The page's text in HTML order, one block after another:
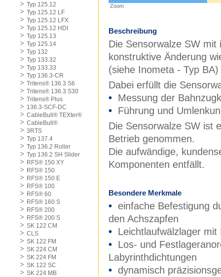
Typ 125.12
Typ 125.12 LF
Typ 125.12 LFX
Typ 125.12 HDI
Typ 125.13
Typ 125.14
Typ 132
Typ 133.32
Typ 133.33
Typ 136.3-CR
Tritens® 136.3 S6
Tritens® 136.3 S30
Tritens® Plus
136.3-SCF-DC
CableBull® TEXter®
CableBull®
3RTS
Typ 137.4
Typ 136.2 Roller
Typ 136.2 SH Slider
RFS® 150 XY
RFS® 150
RFS® 150 E
RFS® 100
RFS® 60
RFS® 160 S
RFS® 200
RFS® 200 S
SK 122 CM
CLS
SK 122 FM
SK 224 CM
SK 224 FM
SK 122 SC
SK 224 MB
Zoom
Beschreibung
Die Sensorwalze SW
konstruktive Änderung
(siehe Inometa - Typ
Dabei erfüllt die
• Messung der
• Führung und
Die Sensorwalze SW ist
Betrieb genommen.
Die aufwändige,
Komponenten entfällt.
Besondere Merkmale
• einfache Befestigung
den Achszapfen
• Leichtlaufwälzlager
• Los- und
Labyrinthdichtungen
• dynamisch